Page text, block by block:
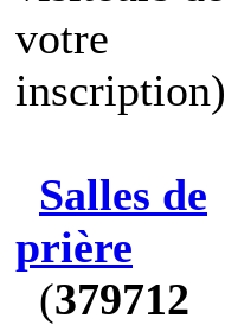
votre
inscription)
Salles de
prière
(379712